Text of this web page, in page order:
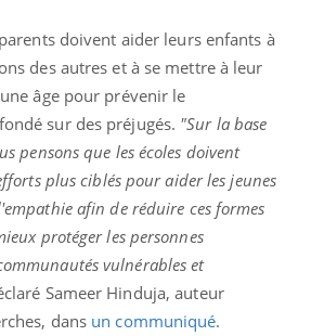
doivent aider leurs enfants à
des autres et à se mettre à leur
âge pour prévenir le
sur des préjugés. "Sur la base
pensons que les écoles doivent
plus ciblés pour aider les jeunes
afin de réduire ces formes
protéger les personnes
vulnérables et
Sameer Hinduja, auteur
dans un communiqué.